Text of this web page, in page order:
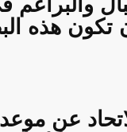
2026، على أن
عن موعد